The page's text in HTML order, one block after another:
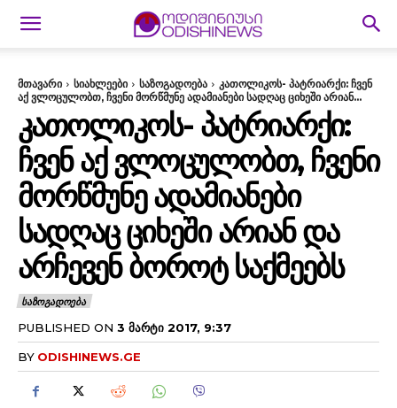
მთავარი სიახლეები საზოგადოება
კათოლიკოს- პატრიარქი: ჩვენ
აქ ვლოცულობთ, ჩვენი მორწმუნე ადამიანები სადღაც ციხეში არიან...
ᲙᲐᲗᲝᲚᲘᲙᲝᲡ- ᲞᲐᲢᲠᲘᲐᲠᲥᲘ:
ᲩᲕᲔᲜ ᲐᲥ ᲕᲚᲝᲪᲣᲚᲝᲑᲗ, ᲩᲕᲔᲜᲘ
ᲛᲝᲠᲬᲛᲣᲜᲔ ᲐᲓᲐᲛᲘᲐᲜᲔᲑᲘ
ᲡᲐᲓᲦᲐᲪ ᲪᲘᲮᲔᲨᲘ ᲐᲠᲘᲐᲜ ᲓᲐ
ᲐᲠᲩᲔᲕᲔᲜ ᲑᲝᲠᲝᲢ ᲡᲐᲥᲛᲔᲔᲑᲡ
ᲡᲐᲖᲝᲒᲐᲓᲝᲔᲑᲐ
PUBLISHED ON 3 ᲛᲐᲠᲢᲘ 2017, 9:37
BY ODISHINEWS.GE